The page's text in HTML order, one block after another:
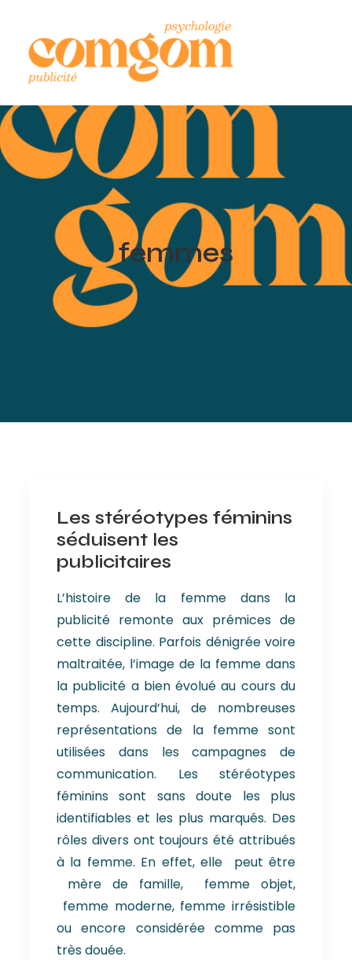
femmes
Les stéréotypes féminins
séduisent les
publicitaires
L’histoire de la femme dans la
publicité remonte aux prémices de
cette discipline. Parfois dénigrée voire
maltraitée, l’image de la femme dans
la publicité a bien évolué au cours du
temps. Aujourd’hui, de nombreuses
représentations de la femme sont
utilisées dans les campagnes de
communication. Les stéréotypes
féminins sont sans doute les plus
identifiables et les plus marqués. Des
rôles divers ont toujours été attribués
à la femme. En effet, elle peut être
mère de famille, femme objet,
femme moderne, femme irrésistible
ou encore considérée comme pas
très douée.